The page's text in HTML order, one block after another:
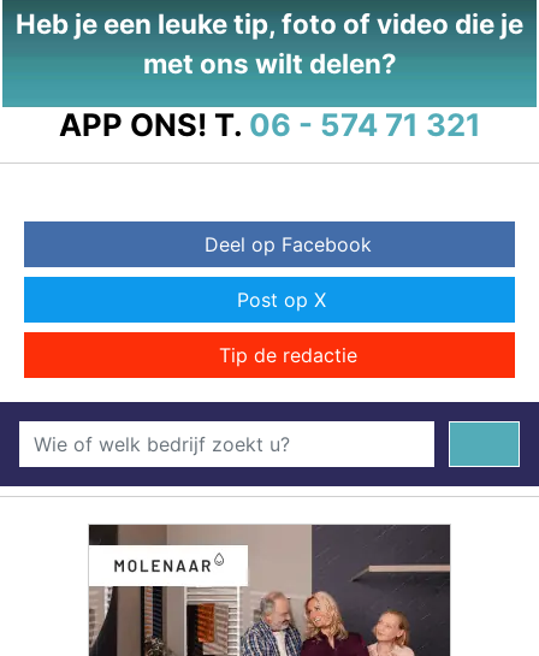
Heb je een leuke tip, foto of video die je
met ons wilt delen?
APP ONS! T. 06 - 574 71 321
Deel op Facebook
Post op X
Tip de redactie